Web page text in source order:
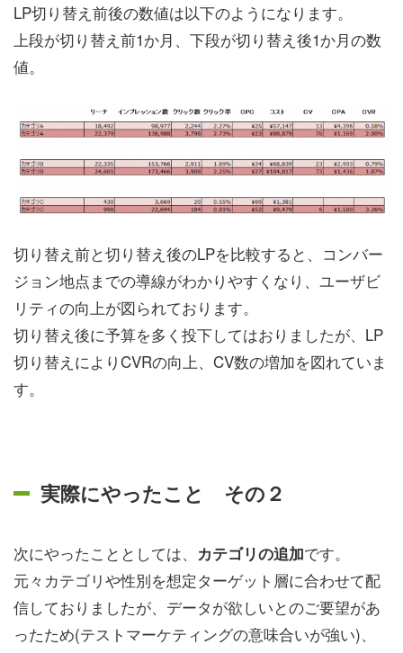
LP切り替え前後の数値は以下のようになります。
上段が切り替え前1か月、下段が切り替え後1か月の数
値。
切り替え前と切り替え後のLPを比較すると、コンバー
ジョン地点までの導線がわかりやすくなり、ユーザビ
リティの向上が図られております。
切り替え後に予算を多く投下してはおりましたが、LP
切り替えによりCVRの向上、CV数の増加を図れていま
す。
実際にやったこと その２
次にやったこととしては、 カテゴリの追加です。
元々カテゴリや性別を想定ターゲット層に合わせて配
信しておりましたが、データが欲しいとのご要望があ
ったため(テストマーケティングの意味合いが強い)、